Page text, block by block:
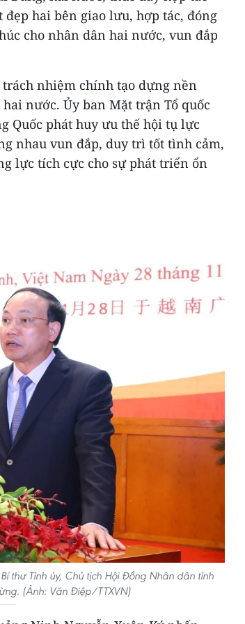
hai bên giao lưu, hợp tác, đóng
cho nhân dân hai nước, vun đắp
nhiệm chính tạo dựng nền
nước. Ủy ban Mặt trận Tổ quốc
Quốc phát huy ưu thế hội tụ lực
nhau vun đắp, duy trì tốt tình cảm,
lực tích cực cho sự phát triển ổn
thư Tỉnh ủy, Chủ tịch Hội Đồng Nhân dân tỉnh
(Ảnh: Văn Điệp/TTXVN)